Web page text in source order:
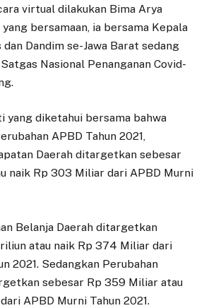
virtual dilakukan Bima Arya
bersamaan, ia bersama Kepala
Dandim se-Jawa Barat sedang
Nasional Penanganan Covid-
yang diketahui bersama bahwa
APBD Tahun 2021,
Daerah ditargetkan sebesar
naik Rp 303 Miliar dari APBD Murni
Belanja Daerah ditargetkan
atau naik Rp 374 Miliar dari
2021. Sedangkan Perubahan
sebesar Rp 359 Miliar atau
APBD Murni Tahun 2021.